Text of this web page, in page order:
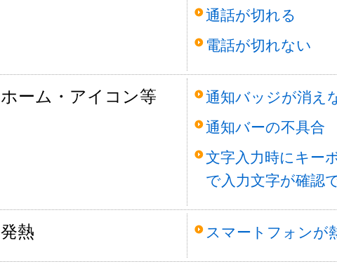
通話が切れる
電話が切れない
ホーム・アイコン等
通知バッジが消え
通知バーの不具合
文字入力時にキー
で入力文字が確認
発熱 スマートフォンが